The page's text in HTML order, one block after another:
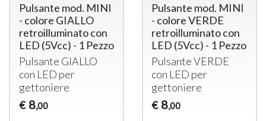
Pulsante mod. MINI
- colore GIALLO
retroilluminato con
LED (5Vcc) - 1 Pezzo
Pulsante GIALLO
con LED per
gettoniere
€ 8,00
Pulsante mod. MINI
- colore VERDE
retroilluminato con
LED (5Vcc) - 1 Pezzo
PulsanteVERDE
con LED per
gettoniere
€ 8,00